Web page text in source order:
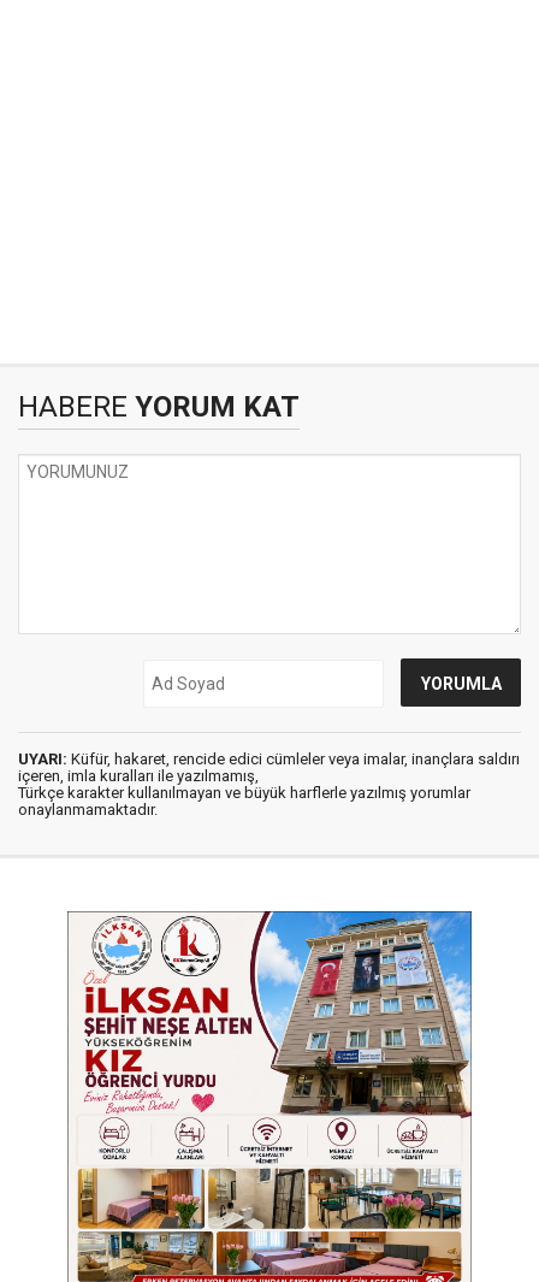
HABERE YORUM KAT
UYARI: Küfür, hakaret, rencide edici cümleler veya imalar, inançlara saldırı
içeren, imla kuralları ile yazılmamış,
Türkçe karakter kullanılmayan ve büyük harflerle yazılmış yorumlar
onaylanmamaktadır.